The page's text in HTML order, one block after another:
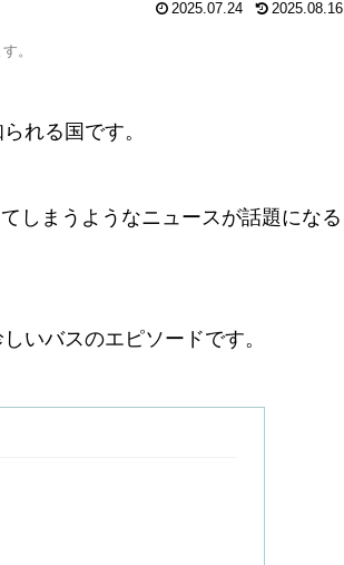
2025.07.24 2025.08.16
。
れる国です。
しまうようなニュースが話題になる
いバスのエピソードです。